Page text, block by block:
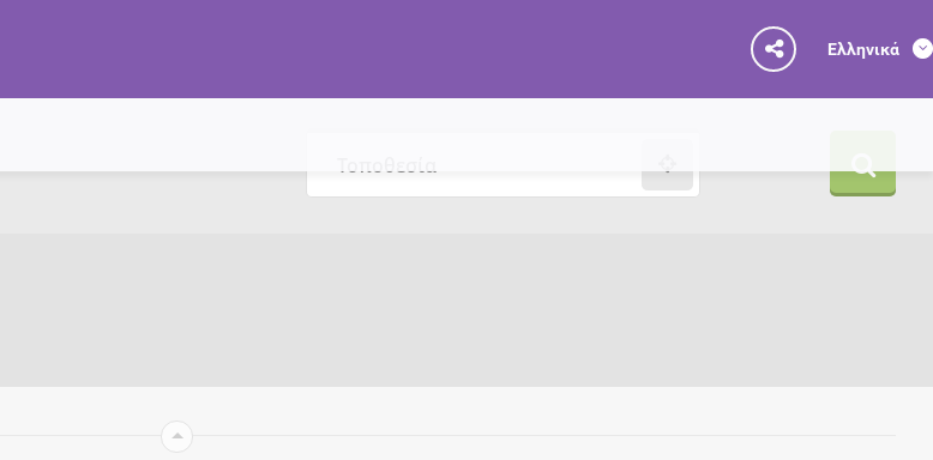
Ελληνικά